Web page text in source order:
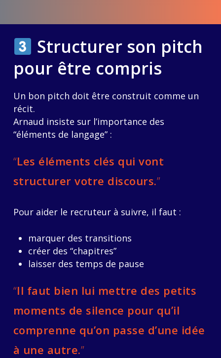
Structurer son pitch
pour être compris
Un bon pitch doit être construit comme un
récit.
Arnaud insiste sur l’importance des
“éléments de langage” :
“Les éléments clés qui vont
structurer votre discours.”
Pour aider le recruteur à suivre, il faut :
marquer des transitions
créer des “chapitres”
laisser des temps de pause
“Il faut bien lui mettre des petits
moments de silence pour qu’il
comprenne qu’on passe d’une idée
à une autre.”